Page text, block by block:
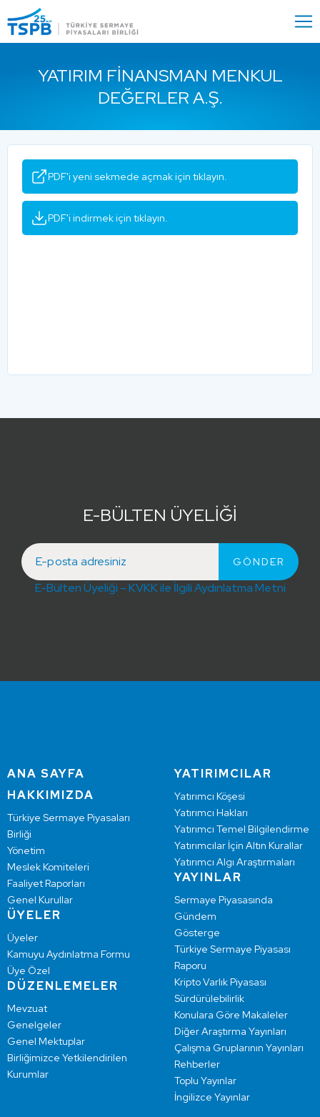
Close
YATIRIM FINANSMAN MENKUL
DEĞERLER A.Ş.
PDF'i yeni sekmede açmak için tıklayın.
PDF'i indirmek için tıklayın.
E-BÜLTEN ÜYELİĞİ
E-Bülten Üyeliği – KVKK ile İlgili Aydınlatma Metni
ANA SAYFA
HAKKIMIZDA
Türkiye Sermaye Piyasaları
Birliği
Yönetim
Meslek Komiteleri
Faaliyet Raporları
Genel Kurullar
ÜYELER
Üyeler
Kamuyu Aydınlatma Formu
Üye Özel
DÜZENLEMELER
Mevzuat
Genelgeler
Genel Mektuplar
Birliğimizce Yetkilendirilen
Kurumlar
YATIRIMCILAR
Yatırımcı Köşesi
Yatırımcı Hakları
Yatırımcı Temel Bilgilendirme
Yatırımcılar İçin Altın Kurallar
Yatırımcı Algı Araştırmaları
YAYINLAR
Sermaye Piyasasında
Gündem
Gösterge
Türkiye Sermaye Piyasası
Raporu
Kripto Varlık Piyasası
Sürdürülebilirlik
Konulara Göre Makaleler
Diğer Araştırma Yayınları
Çalışma Gruplarının Yayınları
Rehberler
Toplu Yayınlar
İngilizce Yayınlar